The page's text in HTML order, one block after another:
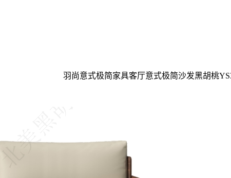
羽尚意式极简家具客厅意式极简沙发黑胡桃